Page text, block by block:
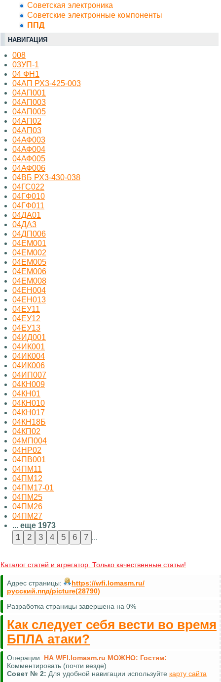
Советская электроника
Советские электронные компоненты
ППД
НАВИГАЦИЯ
008
03УП-1
04 ФН1
04АП РХ3-425-003
04АП001
04АП003
04АП005
04АП02
04АП03
04АФ003
04АФ004
04АФ005
04АФ006
04ВБ РХ3-430-038
04ГС022
04ГФ010
04ГФ011
04ДА01
04ДА3
04ДП006
04ЕМ001
04ЕМ002
04ЕМ005
04ЕМ006
04ЕМ008
04ЕН004
04ЕН013
04ЕУ11
04ЕУ12
04ЕУ13
04ИД001
04ИК001
04ИК004
04ИК006
04ИП007
04КН009
04КН01
04КН010
04КН017
04КН18Б
04КП02
04МП004
04НР02
04ПВ001
04ПМ11
04ПМ12
04ПМ17-01
04ПМ25
04ПМ26
04ПМ27
... еще 1973
...
Каталог статей и агрегатор. Только качественные статьи!
Адрес страницы:
https://wfi.lomasm.ru/
русский.ппд/picture(28790)
Разработка страницы завершена на 0%
Как следует себя вести во время
БПЛА атаки?
Операции: НА WFI.lomasm.ru МОЖНО: Гостям:
Комментировать (почти везде)
Совет № 2: Для удобной навигации используйте карту сайта